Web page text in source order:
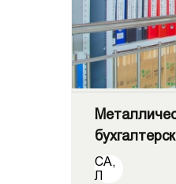
СА,
Л